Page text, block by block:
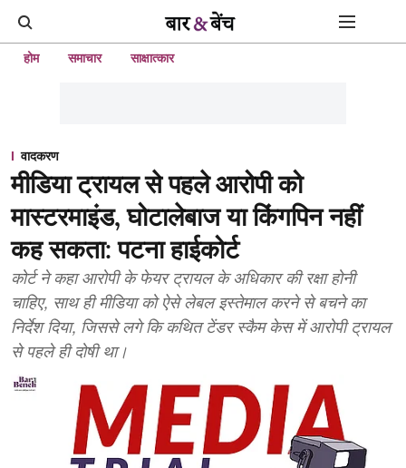
होम समाचार साक्षात्कार
वादकरण
मीडिया ट्रायल से पहले आरोपी को
मास्टरमाइंड, घोटालेबाज या किंगपिन नहीं
कह सकता: पटना हाईकोर्ट
कोर्ट ने कहा आरोपी के फेयर ट्रायल के अधिकार की रक्षा होनी
चाहिए, साथ ही मीडिया को ऐसे लेबल इस्तेमाल करने से बचने का
निर्देश दिया, जिससे लगे कि कथित टेंडर स्कैम केस में आरोपी ट्रायल
से पहले ही दोषी था।